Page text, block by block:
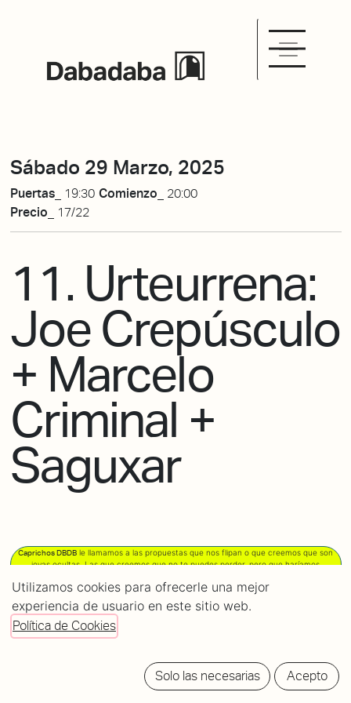
Sábado 29 Marzo, 2025
Puertas_ 19:30 Comienzo_ 20:00
Precio_
17/22
11. Urteurrena:
Joe Crepúsculo
+ Marcelo
Criminal +
Saguxar
Caprichos DBDB le llamamos a las propuestas que nos flipan o que creemos que son
joyas ocultas. Las que creemos que no te puedes perder, pero que haríamos
POWERED
Utilizamos cookies para ofrecerle una mejor
experiencia de usuario en este sitio web.
Política de Cookies
Solo las necesarias Acepto